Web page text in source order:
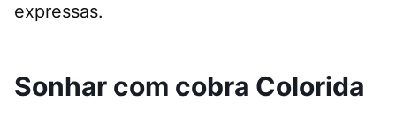
expressas.
Sonhar com cobra Colorida